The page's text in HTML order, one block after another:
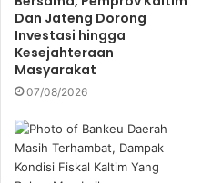
r
e
s
s
Dan Jateng Dorong
Investasi hingga
Kesejahteraan
Masyarakat
07/08/2026